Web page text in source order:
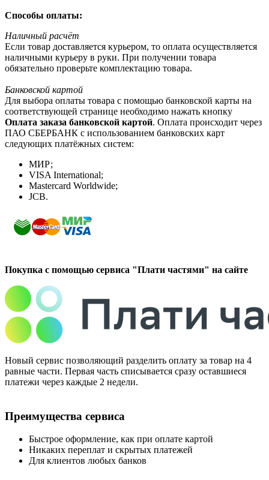
Способы оплаты:
Наличный расчёт
Если товар доставляется курьером, то оплата осуществляется
наличными курьеру в руки. При получении товара
обязательно проверьте комплектацию товара.
Банковской картой
Для выбора оплаты товара с помощью банковской карты на
соответствующей странице необходимо нажать кнопку
Оплата заказа банковской картой. Оплата происходит через
ПАО СБЕРБАНК с использованием банковских карт
следующих платёжных систем:
МИР;
VISA International;
Mastercard Worldwide;
JCB.
Покупка с помощью сервиса "Плати частями" на сайте
Новый сервис позволяющий разделить оплату за товар на 4
равные части. Первая часть списывается сразу оставшиеся
платежи через каждые 2 недели.
Преимущества сервиса
Быстрое оформление, как при оплате картой
Никаких переплат и скрытых платежей
Для клиентов любых банков